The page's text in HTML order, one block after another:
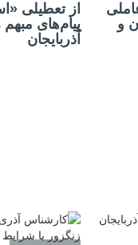
و
از تعطیلی
پیام‌های
آذربایجان